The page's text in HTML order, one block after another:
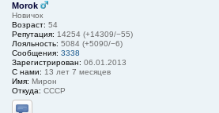
Morok
Новичок
Возраст: 54
Репутация: 14254 (+14309/−55)
Лояльность: 5084 (+5090/−6)
Сообщения: 3338
Зарегистрирован: 06.01.2013
С нами: 13 лет 7 месяцев
Имя: Мирон
Откуда: СССР